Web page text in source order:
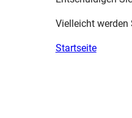
Vielleicht werden
Startseite